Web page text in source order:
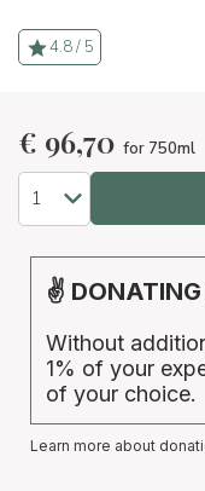
4.8 / 5
€ 96,70 for 750ml
✌ DONATING
Without
1% of your
of your choice.
Learn more about